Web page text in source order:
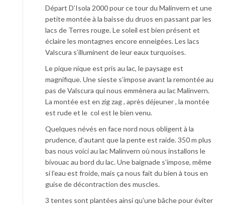
Départ D’Isola 2000 pour ce tour du Malinvern et une
petite montée à la baisse du druos en passant par les
lacs de Terres rouge. Le soleil est bien présent et
éclaire les montagnes encore enneigées. Les lacs
Valscura s’illuminent de leur eaux turquoises.
Le pique nique est pris au lac, le paysage est
magnifique. Une sieste s’impose avant la remontée au
pas de Valscura qui nous emmènera au lac Malinvern.
La montée est en zig zag , après déjeuner , la montée
est rude et le col est le bien venu.
Quelques névés en face nord nous obligent à la
prudence, d’autant que la pente est raide. 350 m plus
bas nous voici au lac Malinvern où nous installons le
bivouac au bord du lac. Une baignade s’impose, même
si l’eau est froide, mais ça nous fait du bien à tous en
guise de décontraction des muscles.
3 tentes sont plantées ainsi qu’une bâche pour éviter